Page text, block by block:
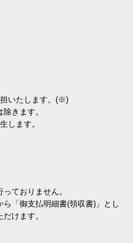
いたします。(※)
きます。
します。
ておりません。
「御支払明細書(領収書)」とし
けます。